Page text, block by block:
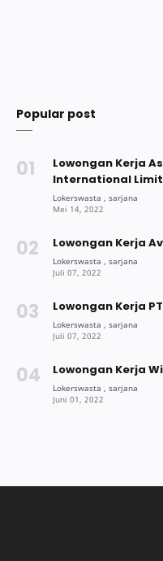
Popular post
Lowongan Kerja
International
Lowongan Kerja
Lowongan Kerja
Lowongan Kerja